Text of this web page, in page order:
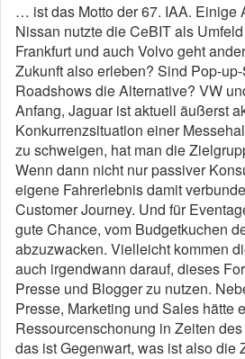
… ist das Motto der 67. IAA. Einige
Nissan nutzte die CeBIT als
Frankfurt und auch Volvo geht
Zukunft also erleben? Sind Pop-
Roadshows die Alternative? VW
Anfang, Jaguar ist aktuell äußerst
Konkurrenzsituation einer
zu schweigen, hat man die
Wenn dann nicht nur passiver
eigene Fahrerlebnis damit
Customer Journey. Und für
gute Chance, vom Budgetkuchen
abzuzwacken. Vielleicht kommen
auch irgendwann darauf, dieses
Presse und Blogger zu nutzen.
Presse, Marketing und Sales hätte
Ressourcenschonung in Zeiten
das ist Gegenwart, was ist also die